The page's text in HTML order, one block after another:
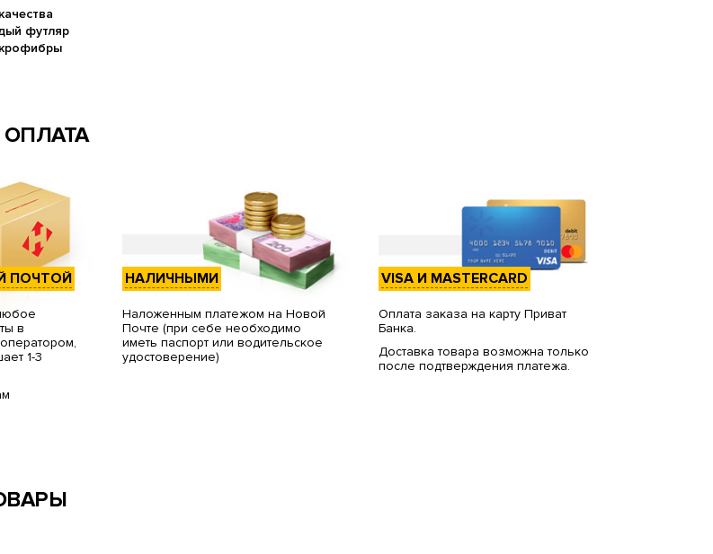
футляр
ПОЧТОЙ
в
1-3
НАЛИЧНЫМИ
Наложенным платежом на Новой
Почте (при себе необходимо
иметь паспорт или водительское
удостоверение)
VISA И MASTERCARD
Оплата заказа на карту Приват
Банка.
Доставка товара возможна только
после подтверждения платежа.